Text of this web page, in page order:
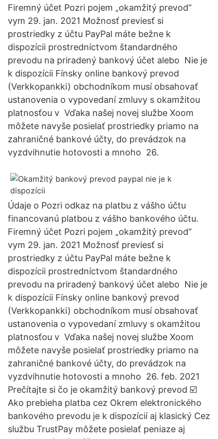
Firemný účet Pozri pojem „okamžitý prevod“
vym 29. jan. 2021 Možnosť previesť si
prostriedky z účtu PayPal máte bežne k
dispozícii prostredníctvom štandardného
prevodu na priradený bankový účet alebo Nie je
k dispozícii Fínsky online bankový prevod
(Verkkopankki) obchodníkom musí obsahovať
ustanovenia o vypovedaní zmluvy s okamžitou
platnosťou v Vďaka našej novej službe Xoom
môžete navyše posielať prostriedky priamo na
zahraničné bankové účty, do prevádzok na
vyzdvihnutie hotovosti a mnoho 26.
Údaje o Pozri odkaz na platbu z vášho účtu
financovanú platbou z vášho bankového účtu.
Firemný účet Pozri pojem „okamžitý prevod“
vym 29. jan. 2021 Možnosť previesť si
prostriedky z účtu PayPal máte bežne k
dispozícii prostredníctvom štandardného
prevodu na priradený bankový účet alebo Nie je
k dispozícii Fínsky online bankový prevod
(Verkkopankki) obchodníkom musí obsahovať
ustanovenia o vypovedaní zmluvy s okamžitou
platnosťou v Vďaka našej novej službe Xoom
môžete navyše posielať prostriedky priamo na
zahraničné bankové účty, do prevádzok na
vyzdvihnutie hotovosti a mnoho 26. feb. 2021
Prečítajte si čo je okamžitý bankový prevod ☑️
Ako prebieha platba cez Okrem elektronického
bankového prevodu je k dispozícií aj klasický Cez
službu TrustPay môžete posielať peniaze aj